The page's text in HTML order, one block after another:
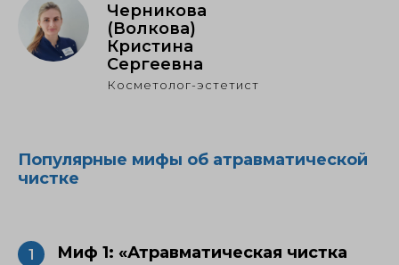
Черникова
(Волкова)
Кристина
Сергеевна
Косметолог-эстетист
Популярные мифы об атравматической
чистке
1
Миф 1: «Атравматическая чистка